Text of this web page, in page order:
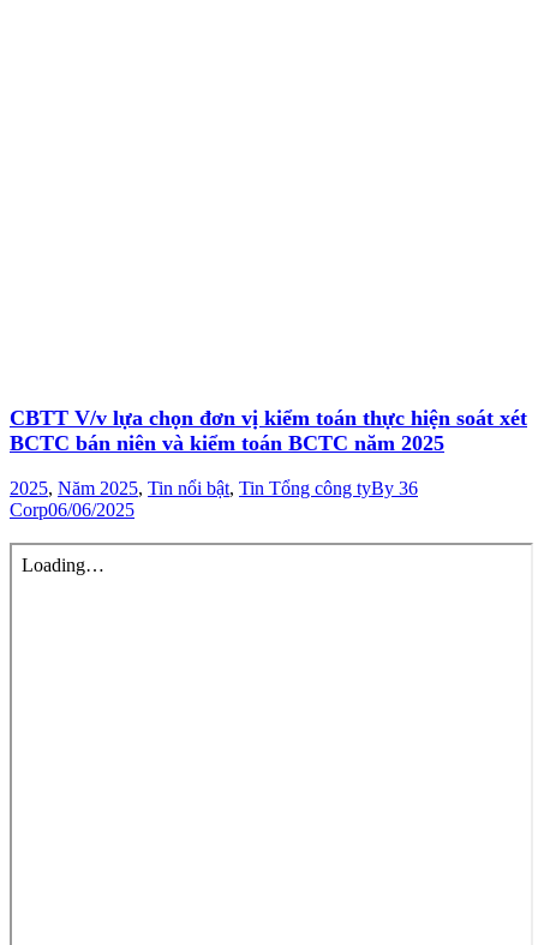
CBTT V/v lựa chọn đơn vị kiểm toán thực hiện soát xét
BCTC bán niên và kiểm toán BCTC năm 2025
2025, Năm 2025, Tin nổi bật, Tin Tổng công tyBy 36
Corp06/06/2025